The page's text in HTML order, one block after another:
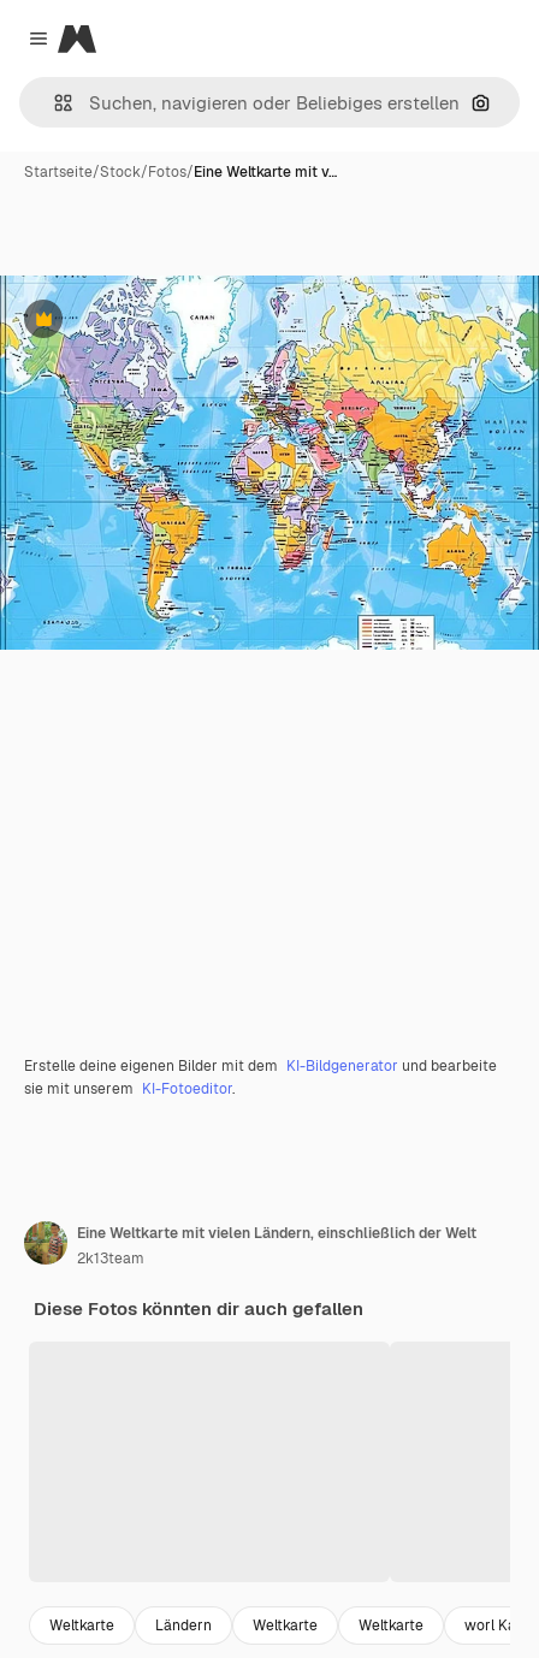
Close menu
Magnific
Nach
Startseite/Stock/Fotos/Eine Weltkarte mit v…
Premium
Erstelle deine eigenen Bilder mit dem KI-Bildgenerator und bearbeite
sie mit unserem KI-Fotoeditor.
Eine Weltkarte mit vielen Ländern, einschließlich der Welt
2k13team
Diese Fotos könnten dir auch gefallen
Weltkarte Ländern Weltkarte Weltkarte worl Karte